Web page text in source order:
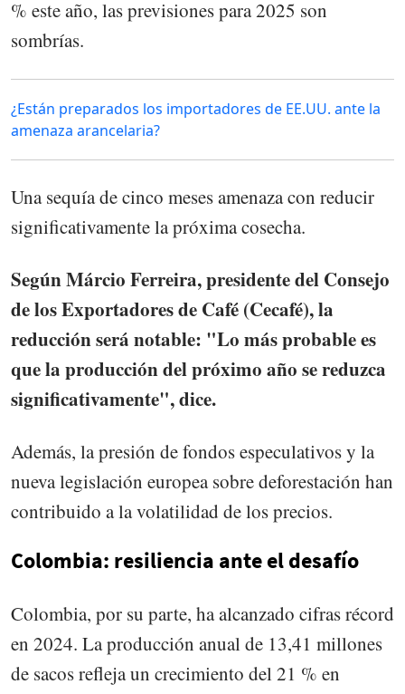
% este año, las previsiones para 2025 son
sombrías.
¿Están preparados los importadores de EE.UU. ante la
amenaza arancelaria?
Una sequía de cinco meses amenaza con reducir
significativamente la próxima cosecha.
Según Márcio Ferreira, presidente del Consejo
de los Exportadores de Café (Cecafé), la
reducción será notable: "Lo más probable es
que la producción del próximo año se reduzca
significativamente", dice.
Además, la presión de fondos especulativos y la
nueva legislación europea sobre deforestación han
contribuido a la volatilidad de los precios.
Colombia: resiliencia ante el desafío
Colombia, por su parte, ha alcanzado cifras récord
en 2024. La producción anual de 13,41 millones
de sacos refleja un crecimiento del 21 % en